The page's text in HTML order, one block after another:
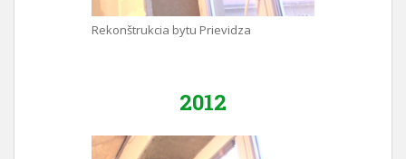
Rekonštrukcia bytu Prievidza
2012